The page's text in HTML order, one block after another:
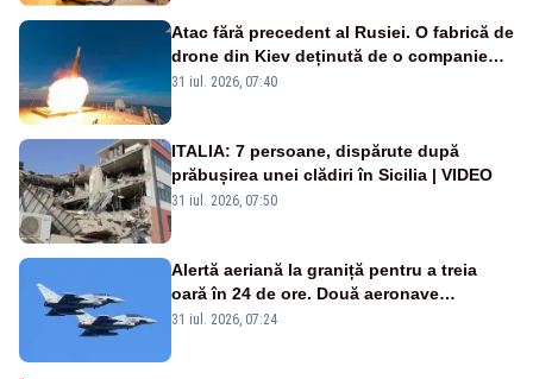
Atac fără precedent al Rusiei. O fabrică de
drone din Kiev deținută de o companie
americană, distrusă de o rachetă
31 iul. 2026, 07:40
ITALIA: 7 persoane, dispărute după
prăbușirea unei clădiri în Sicilia | VIDEO
31 iul. 2026, 07:50
Alertă aeriană la graniță pentru a treia
oară în 24 de ore. Două aeronave
Eurofighter britanice au fost ridicate de la
31 iul. 2026, 07:24